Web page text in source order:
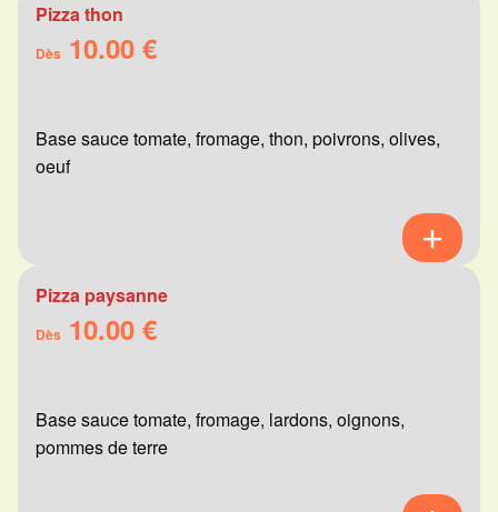
Pizza thon
Dès 10.00 €
Base sauce tomate, fromage, thon, poivrons, olives,
oeuf
Pizza paysanne
Dès 10.00 €
Base sauce tomate, fromage, lardons, oignons,
pommes de terre